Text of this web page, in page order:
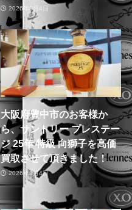
2026年8月4日
大阪府豊中市のお客様か
ら、サントリー プレステー
ジ 25年 特級 向獅子を高価
買取させて頂きました！
2026年8月4日